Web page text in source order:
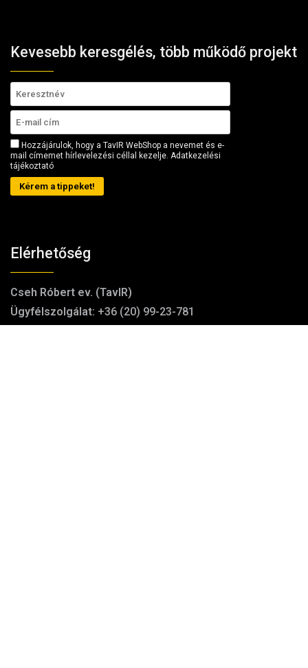
Kevesebb keresgélés, több működő projekt
Hozzájárulok, hogy a TavIR WebShop a nevemet és e-
mail címemet hírlevelezési céllal kezelje. Adatkezelési
tájékoztató
Kérem a tippeket!
Elérhetőség
Cseh Róbert ev. (TavIR)
Ügyfélszolgálat: +36 (20) 99-23-781